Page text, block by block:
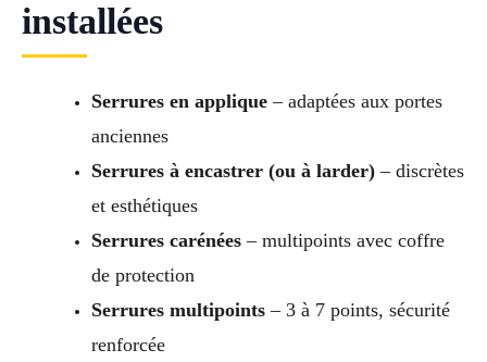
installées
Serrures en applique– adaptées aux portes
anciennes
Serrures à encastrer (ou à larder)– discrètes
et esthétiques
Serrures carénées– multipoints avec coffre
de protection
Serrures multipoints– 3 à 7 points, sécurité
renforcée